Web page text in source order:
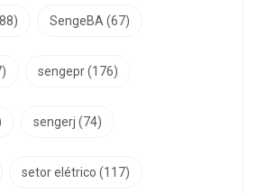
SengeBA (67)
sengepr(176)
sengerj (74)
setor elétrico (117)